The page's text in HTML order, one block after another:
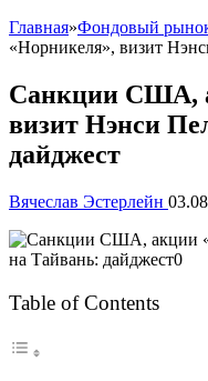
Главная»Фондовый
«Норникеля», визит
Санкции США,
визит Нэнси
дайджест
Вячеслав Эстерлейн
Table of Contents